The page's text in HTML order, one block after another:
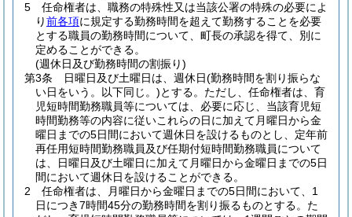
5
任命権者は、職務の特殊性又は当該公署の特殊の必要によ
り前各項に規定する勤務時間を超えて勤務することを必要
とする職員の勤務時間について、町長の承認を得て、別に
定めることができる。
(週休日及び勤務時間の割振り)
第3条
日曜日及び土曜日は、週休日(勤務時間を割り振らな
い日をいう。以下同じ。)とする。 ただし、任命権者は、育
児短時間勤務職員等については、必要に応じ、当該育児短
時間勤務等の内容に従いこれらの日に加えて月曜日から金
曜日までの5日間において週休日を設けるものとし、定年前
再任用短時間勤務職員及び任期付短時間勤務職員について
は、日曜日及び土曜日に加えて月曜日から金曜日までの5日
間において週休日を設けることができる。
2
任命権者は、月曜日から金曜日までの5日間において、1
日につき7時間45分の勤務時間を割り振るものとする。 た